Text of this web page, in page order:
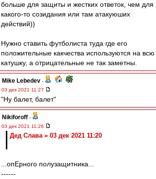
больше для защиты и жестких ответок, чем для
какого-то созидания или там атакуюших
действий))
Нужно ставить футболиста туда где его
положительные какчества используются на всю
катушку, а отрицательные не так заметны.
Mike Lebedev -
03 дек 2021 11:27
"Ну балет, балет"
Nikiforoff -
03 дек 2021 11:26
Дед Слава » 03 дек 2021 11:20
...опЕрного полузащитника...
------